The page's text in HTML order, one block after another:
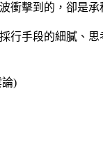
衝擊到的，卻是承
行手段的細膩、
論)